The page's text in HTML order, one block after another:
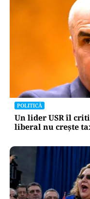
POLITICĂ
Un lider USR îl
liberal nu crește